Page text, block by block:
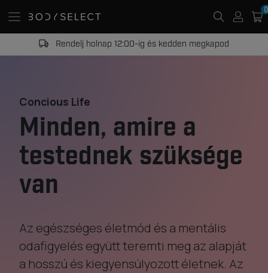
20 000 Ft -tól ingyenes kiszállítás
Concious Life
Minden, amire a
testednek szüksége
van
Az egészséges életmód és a mentális
odafigyelés együtt teremti meg az alapját
a hosszú és kiegyensúlyozott életnek. Az
0